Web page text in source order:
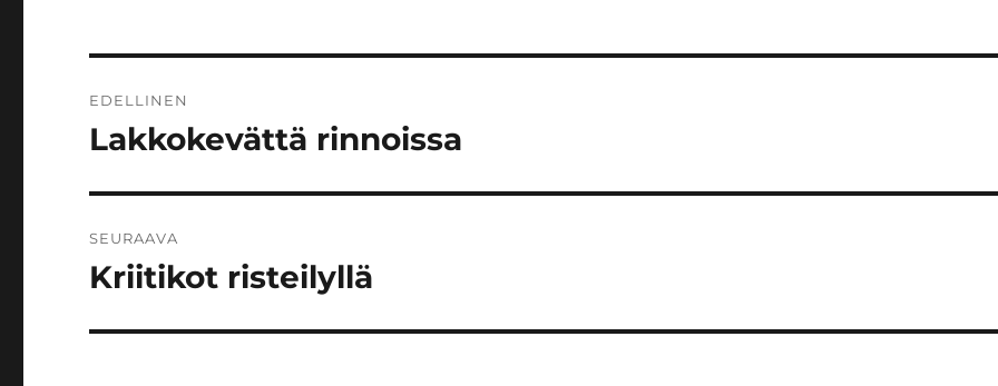
selaus
EDELLINEN
Edellinen
Lakkokevättä rinnoissa
SEURAAVA
Seuraava
Kriitikot risteilyllä